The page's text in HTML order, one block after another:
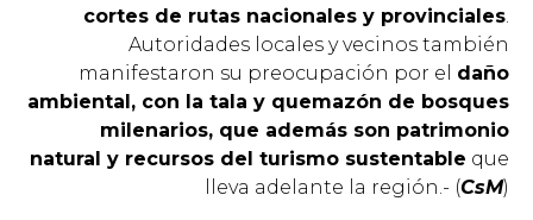
cortes de rutas nacionales y provinciales.
Autoridades locales y vecinos también
manifestaron su preocupación por el daño
ambiental, con la tala y quemazón de bosques
milenarios, que además son patrimonio
natural y recursos del turismo sustentable que
lleva adelante la región.- (CsM)